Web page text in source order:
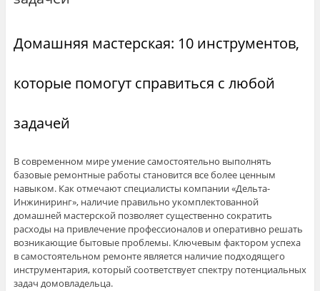
Домашняя мастерская: 10 инструментов,
которые помогут справиться с любой
задачей
В современном мире умение самостоятельно выполнять
базовые ремонтные работы становится все более ценным
навыком. Как отмечают специалисты компании «Дельта-
Инжиниринг», наличие правильно укомплектованной
домашней мастерской позволяет существенно сократить
расходы на привлечение профессионалов и оперативно решать
возникающие бытовые проблемы. Ключевым фактором успеха
в самостоятельном ремонте является наличие подходящего
инструментария, который соответствует спектру потенциальных
задач домовладельца.